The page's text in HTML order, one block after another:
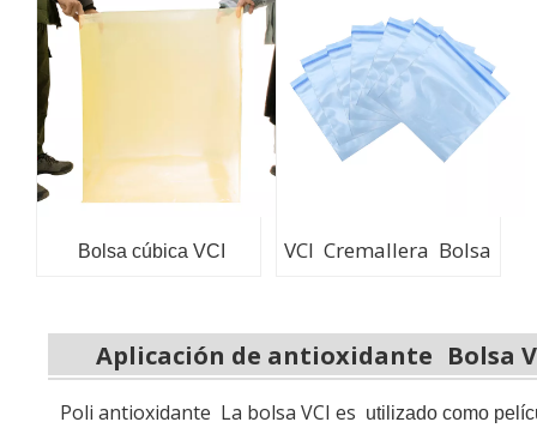
Bolsa cúbica VCI VCI Cremallera Bolsa
Aplicación de antioxidante Bolsa
Poli antioxidante La bolsa VCI es utilizado como